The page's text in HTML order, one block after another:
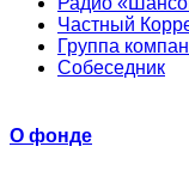
Частный
Группа
Собеседник
О фонде